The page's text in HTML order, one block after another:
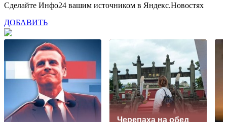
Сделайте Инфо24 вашим источником в Яндекс.Новостях
ДОБАВИТЬ
Черепаха на обед